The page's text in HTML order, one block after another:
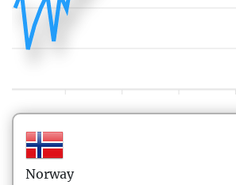
Norway